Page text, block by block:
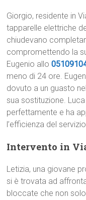
Giorgio, residente in
tapparelle elettriche
chiudevano
compromettendo la
Eugenio allo
meno di 24 ore.
dovuto a un guasto
sua sostituzione.
perfettamente e ha
l’efficienza del
Intervento in
Letizia, una giovane
si è trovata ad
bloccate che non